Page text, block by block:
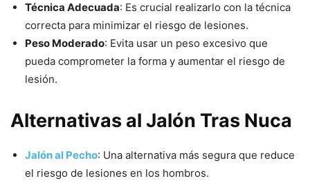
Técnica Adecuada: Es crucial realizarlo con la técnica
correcta para minimizar el riesgo de lesiones.
Peso Moderado: Evita usar un peso excesivo que
pueda comprometer la forma y aumentar el riesgo de
lesión.
Alternativas al Jalón Tras Nuca
Jalón al Pecho: Una alternativa más segura que reduce
el riesgo de lesiones en los hombros.